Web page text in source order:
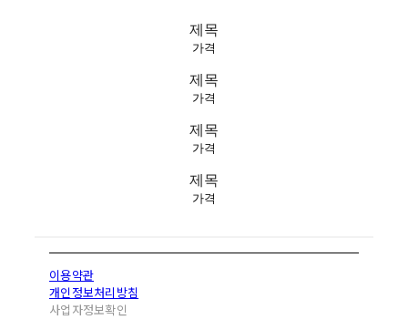
제목
가격
제목
가격
제목
가격
제목
가격
이용약관
개인정보처리방침
사업자정보확인